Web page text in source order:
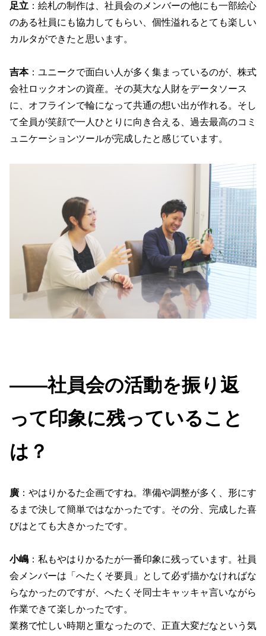
足立 ：絵札の制作は、社員会のメンバーの他にも一部絵心
のある社員にも協力してもらい、個性溢れるとても楽しい
カルタができたと思います。
吉本：ユニークで面白い人が多く集まっているのが、株式
会社ロックオンの資産。その莫大な人財をデータソース
に、オフラインで輪になって共通の想い出が作れる。そし
て全員が笑顔で一人ひとりに向き合える、過去最高のコミ
ュニケーションツールが完成したと感じています。
――社員会の活動を振り返
って印象に残っていること
は？
廣 ：やはりかるた企画ですね。準備や調整が多く、形にす
るまで決して簡単ではなかったです。その分、完成した喜
びはとても大きかったです。
小嶋 ：私もやはりかるたが一番印象に残っています。社員
会メンバーは「へたくそ要員」として必ず描かなければな
らなかったのですが、へたくそ同士キャッキャ言いながら
作業できて楽しかったです。
業務で忙しい時期と重なったので、正直大変だなという気